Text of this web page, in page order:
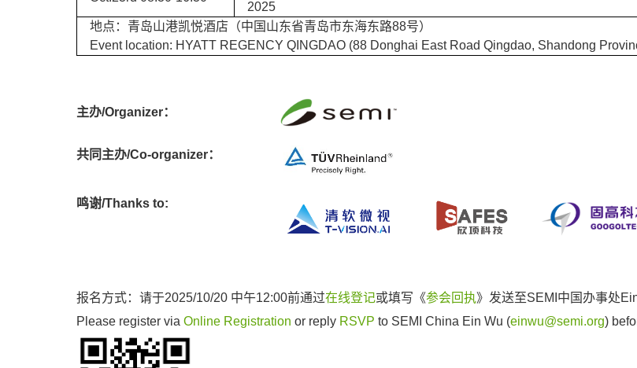
2025
地点：青岛山港凯悦酒店（中国山东省青岛市东海东路88号）
Event location: HYATT REGENCY QINGDAO (88 Donghai East Road Qingdao, Shandong
主办/Organizer：
共同主办/Co-organizer：
鸣谢/Thanks to:
报名方式：请于2025/10/20 中午12:00前通过在线登记或填写《参会回执》发送至SEMI中国办事处
Please register via Online Registration or reply RSVP to SEMI China Ein Wu (einwu@semi.org)